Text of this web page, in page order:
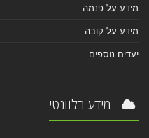
מידע על פנמה
מידע על קובה
יעדים נוספים
מידע רלוונטי